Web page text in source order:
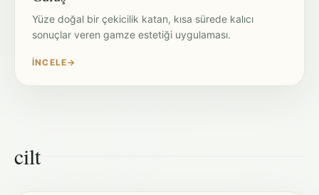
Yüze doğal bir çekicilik katan, kısa sürede kalıcı
sonuçlar veren gamze estetiği uygulaması.
İNCELE→
cilt